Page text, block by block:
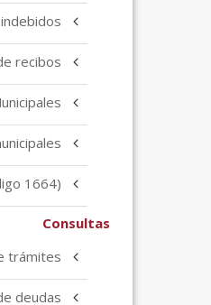
recibos
1664)
Consultas
trámites
deudas